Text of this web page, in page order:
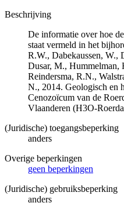
Beschrijving
De informatie over hoe
staat vermeld in het
R.W., Dabekaussen, W.,
Dusar, M., Hummelman,
Reindersma, R.N.,
N., 2014. Geologisch en
Cenozoïcum van de
Vlaanderen (H3O-
(Juridische) toegangsbeperking
anders
Overige beperkingen
geen beperkingen
(Juridische) gebruiksbeperking
anders